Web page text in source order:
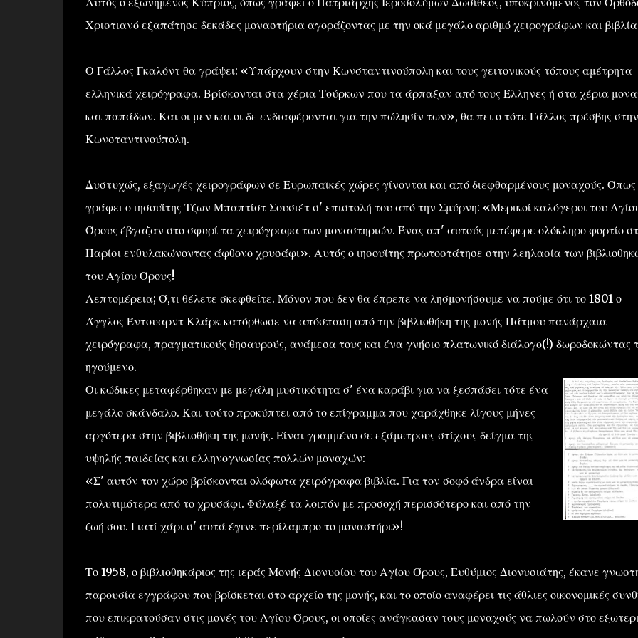
Χριστιανό εξαπάτησε δεκάδες μοναστήρια αγοράζοντας με την οκά μεγάλο αριθμό χειρογράφων και
Ο Γάλλος Γκαλόντ θα γράψει: «Υπάρχουν στην Κωνσταντινούπολη και τους γειτονικούς τόπους αμέτρητα
ελληνικά χειρόγραφα. Βρίσκονται στα χέρια Τούρκων που τα άρπαξαν από τους Έλληνες ή στα χέρια
και παπάδων. Και οι μεν και οι δε ενδιαφέρονται για την πώλησίν των», θα πει ο τότε Γάλλος πρέσβης στην
Κωνσταντινούπολη.
Δυστυχώς, εξαγωγές χειρογράφων σε Ευρωπαϊκές χώρες γίνονται και από διεφθαρμένους μοναχούς. Όπως
γράφει ο ιησουΐτης Τζων Μπαπτίστ Σουσιέτ σ' επιστολή του από την Σμύρνη: «Μερικοί καλόγεροι του
Όρους έβγαζαν στο σφυρί τα χειρόγραφα των μοναστηριών. Ένας απ' αυτούς μετέφερε ολόκληρο φορτίο
Παρίσι ενθυλακώνοντας άφθονο χρυσάφι». Αυτός ο ιησουΐτης πρωτοστάτησε στην λεηλασία των
του Αγίου Όρους!
Λεπτομέρεια; Ό,τι θέλετε σκεφθείτε. Μόνον που δεν θα έπρεπε να λησμονήσουμε να πούμε ότι το 1801 ο
Άγγλος Έντουαρντ Κλάρκ κατόρθωσε να απόσπαση από την βιβλιοθήκη της μονής Πάτμου πανάρχαια
χειρόγραφα, πραγματικούς θησαυρούς, ανάμεσα τους και ένα γνήσιο πλατωνικό διάλογο(!) δωροδοκώντας
ηγούμενο.
Οι κώδικες μεταφέρθηκαν με μεγάλη μυστικότητα σ' ένα καράβι για να ξεσπάσει τότε ένα
μεγάλο σκάνδαλο. Και τούτο προκύπτει από το επίγραμμα που χαράχθηκε λίγους μήνες
αργότερα στην βιβλιοθήκη της μονής. Είναι γραμμένο σε εξάμετρους στίχους δείγμα της
υψηλής παιδείας και ελληνογνωσίας πολλών μοναχών:
«Σ' αυτόν τον χώρο βρίσκονται ολόφωτα χειρόγραφα βιβλία. Για τον σοφό άνδρα είναι
πολυτιμότερα από το χρυσάφι. Φύλαξέ τα λοιπόν με προσοχή περισσότερο και από την
ζωή σου. Γιατί χάρι σ' αυτά έγινε περίλαμπρο το μοναστήρι»!
Το 1958, ο βιβλιοθηκάριος της ιεράς Μονής Διονυσίου του Αγίου Όρους, Ευθύμιος Διονυσιάτης, έκανε
παρουσία εγγράφου που βρίσκεται στο αρχείο της μονής, και το οποίο αναφέρει τις άθλιες οικονομικές
που επικρατούσαν στις μονές του Αγίου Όρους, οι οποίες ανάγκασαν τους μοναχούς να πωλούν στο